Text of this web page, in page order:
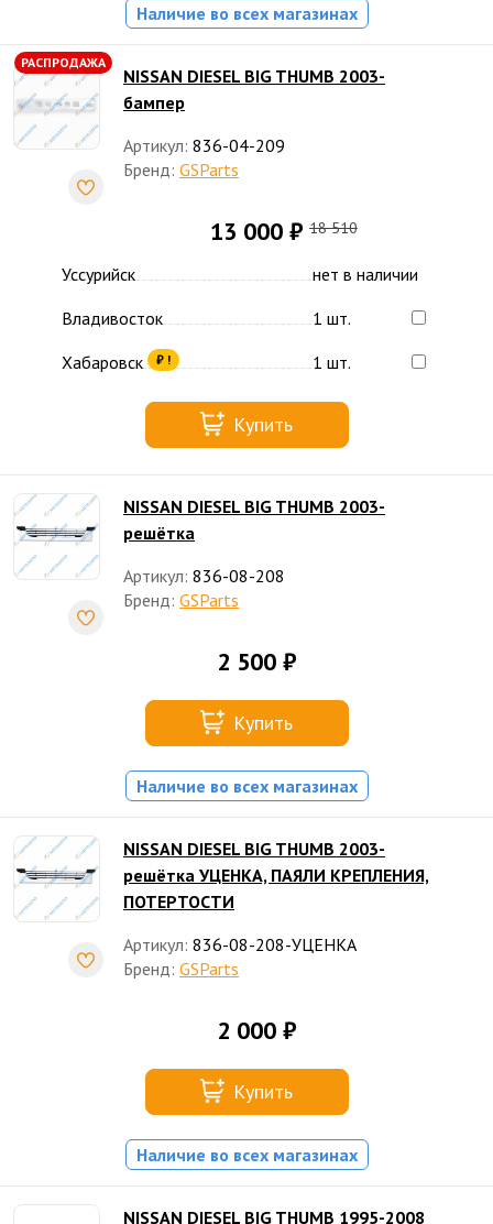
Наличие во всех магазинах
РАСПРОДАЖА
NISSAN DIESEL BIG THUMB 2003-
бампер
Артикул: 836-04-209
Бренд: GSParts
13 000 ₽ 18 510
Уссурийск
нет в наличии
Владивосток
1 шт.
Хабаровск
₽ ! 1 шт.
Купить
NISSAN DIESEL BIG THUMB 2003-
решётка
Артикул: 836-08-208
Бренд: GSParts
2 500 ₽
Купить
Наличие во всех магазинах
NISSAN DIESEL BIG THUMB 2003-
решётка УЦЕНКА, ПАЯЛИ КРЕПЛЕНИЯ,
ПОТЕРТОСТИ
Артикул: 836-08-208-УЦЕНКА
Бренд: GSParts
2 000 ₽
Купить
Наличие во всех магазинах
NISSAN DIESEL BIG THUMB 1995-2008